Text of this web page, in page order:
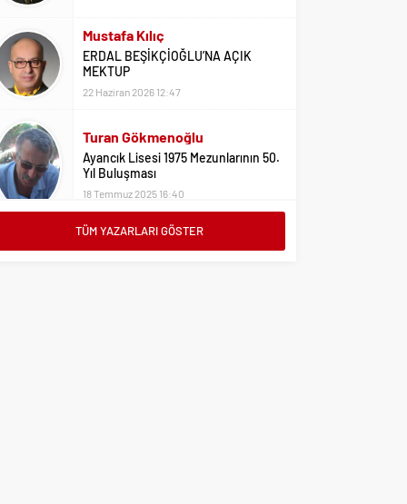
Turan Gökmenoğlu
Ayancık Lisesi 1975 Mezunlarının 50.
Yıl Buluşması
Adil Yıldız
Bu Sene Fenerbahçe Ülke Puanlarını
TÜM YAZARLARI GÖSTER